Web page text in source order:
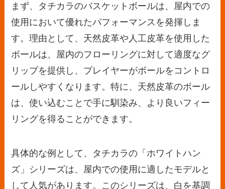
まず、タチカラのバスケットボールは、屋内での
使用において優れたパフォーマンスを発揮しま
す。理由として、天然皮革や人工皮革を使用した
ボールは、屋内のフローリングに対して適度なグ
リップを提供し、プレイヤーがボールをコントロ
ールしやすくなります。特に、天然皮革のボール
は、使い込むことで手に馴染み、より良いフィー
リングを得ることができます。
具体的な例として、タチカラの「ホワイトハン
ズ」シリーズは、屋内での使用に適したモデルと
して人気があります。このシリーズは、白を基調